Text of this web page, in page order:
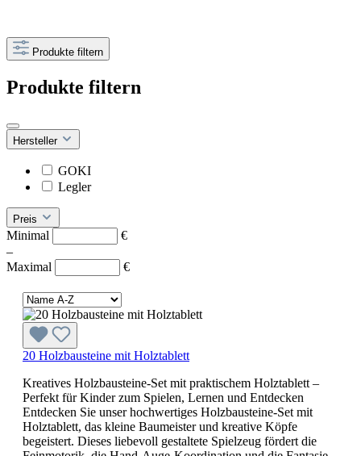
Produkte filtern
Produkte filtern
Hersteller
GOKI
Legler
Preis
Minimal
€
–
Maximal
€
20 Holzbausteine mit Holztablett
Kreatives Holzbausteine-Set mit praktischem Holztablett –
Perfekt für Kinder zum Spielen, Lernen und Entdecken
Entdecken Sie unser hochwertiges Holzbausteine-Set mit
Holztablett, das kleine Baumeister und kreative Köpfe
begeistert. Dieses liebevoll gestaltete Spielzeug fördert die